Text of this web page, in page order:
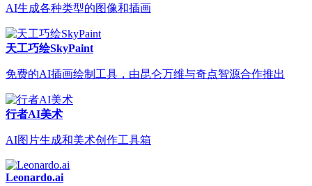
AI生成各种类型的图像和插画
天工巧绘SkyPaint
免费的AI插画绘制工具，由昆仑万维与奇点智源合作推出
行者AI美术
AI图片生成和美术创作工具箱
Leonardo.ai